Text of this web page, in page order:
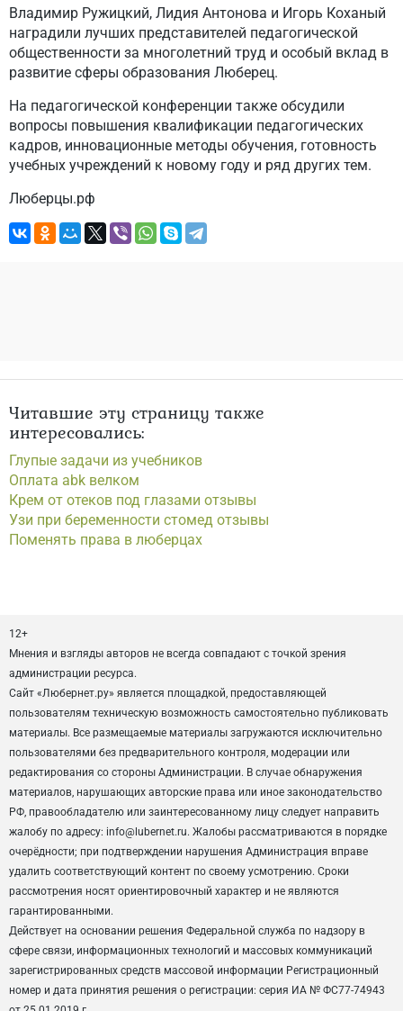
Владимир Ружицкий, Лидия Антонова и Игорь Коханый
наградили лучших представителей педагогической
общественности за многолетний труд и особый вклад в
развитие сферы образования Люберец.
На педагогической конференции также обсудили
вопросы повышения квалификации педагогических
кадров, инновационные методы обучения, готовность
учебных учреждений к новому году и ряд других тем.
Люберцы.рф
Читавшие эту страницу также
интересовались:
Глупые задачи из учебников
Оплата abk велком
Крем от отеков под глазами отзывы
Узи при беременности стомед отзывы
Поменять права в люберцах
12+
Мнения и взгляды авторов не всегда совпадают с точкой зрения
администрации ресурса.
Сайт «Любернет.ру» является площадкой, предоставляющей
пользователям техническую возможность самостоятельно публиковать
материалы. Все размещаемые материалы загружаются исключительно
пользователями без предварительного контроля, модерации или
редактирования со стороны Администрации. В случае обнаружения
материалов, нарушающих авторские права или иное законодательство
РФ, правообладателю или заинтересованному лицу следует направить
жалобу по адресу: info@lubernet.ru. Жалобы рассматриваются в порядке
очерёдности; при подтверждении нарушения Администрация вправе
удалить соответствующий контент по своему усмотрению. Сроки
рассмотрения носят ориентировочный характер и не являются
гарантированными.
Действует на основании решения Федеральной служба по надзору в
сфере связи, информационных технологий и массовых коммуникаций
зарегистрированных средств массовой информации Регистрационный
номер и дата принятия решения о регистрации: серия ИА № ФС77-74943